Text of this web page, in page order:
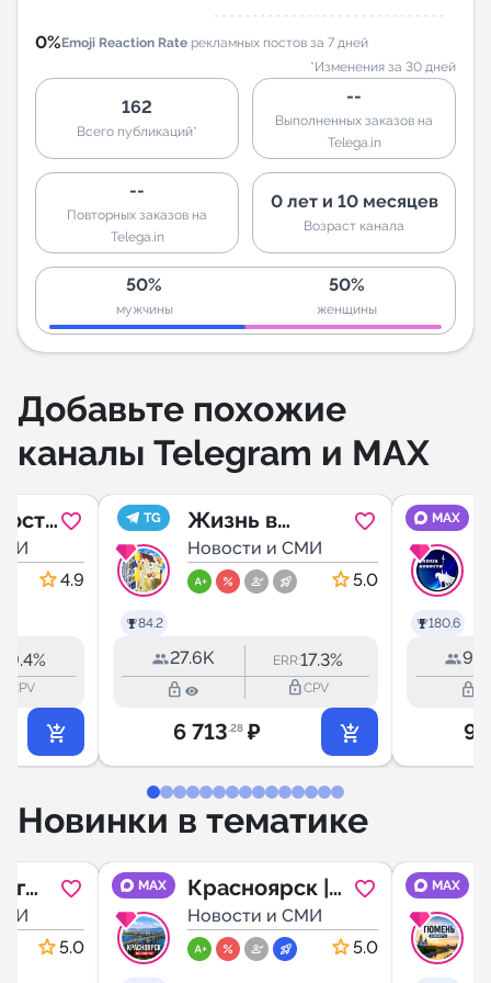
0%Emoji Reaction Rate рекламных постов за 7 дней
*Изменения за 30 дней
162
Всего публикаций*
--
Выполненных заказов на
Telega.in
--
Повторных заказов на
Telega.in
0 лет и 10 месяцев
Возраст канала
50%
мужчины
50%
женщины
Добавьте похожие
каналы Telegram и MAX
4.9
9.4%
CPV
TG
84.2
Жизнь в
Кудрово
Новости и СМИ
5.0
27.6K ERR:17.3%
lock_outline lock_outlineCPV
6 713.28 ₽
MAX
180.6
lock_outline
9
Новинки в тематике
5.0
MAX
Красноярск |
Новости
Новости и СМИ
5.0
MAX